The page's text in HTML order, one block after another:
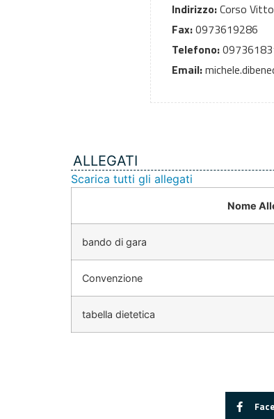
Indirizzo:Corso
Fax:0973619286
Telefono:
Email:
ALLEGATI
Scarica tutti gli allegati
Nome
bando di gara
Convenzione
tabella dietetica